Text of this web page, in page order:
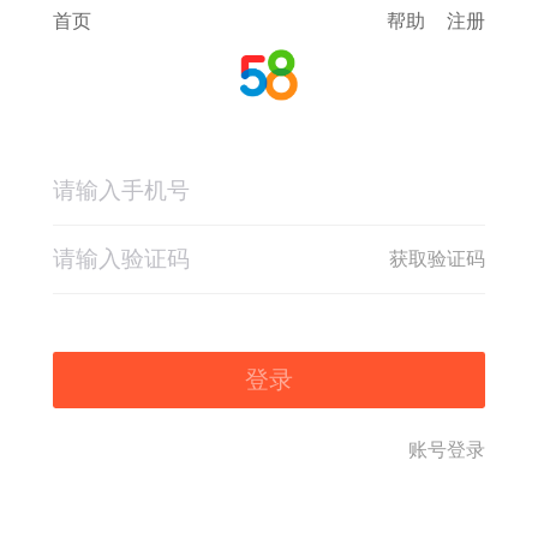
首页 帮助 注册
获取验证码
登录
账号登录